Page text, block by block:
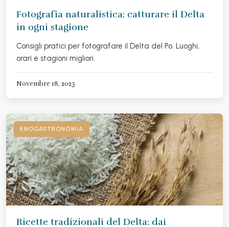
Fotografia naturalistica: catturare il Delta
in ogni stagione
Consigli pratici per fotografare il Delta del Po. Luoghi,
orari e stagioni migliori.
Novembre 18, 2025
ENOGASTRONOMIA
Ricette tradizionali del Delta: dai